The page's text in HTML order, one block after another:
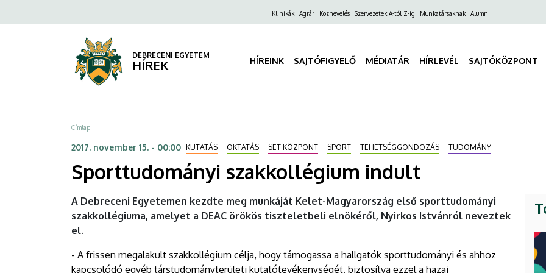
szakkollégium
EGYETEM
a
FelsőKlinikák Agrár Köznevelés Szervezetek A-tól Z-ig Munkatársaknak Alumni
DEBRECENI EGYETEM
HÍREK HÍREINK SAJTÓFIGYELŐ MÉDIATÁR HÍRLEVÉL SAJTÓKÖZPONT
Morzsa
Címlap
2017. november 15. - 00:00 KUTATÁS OKTATÁS SET KÖZPONT SPORT TEHETSÉGGONDOZÁS TUDOMÁNY
Sporttudományi szakkollégium indult
A Debreceni Egyetemen kezdte meg munkáját Kelet-Magyarország első sporttudományi
szakkollégiuma, amelyet a DEAC örökös tiszteletbeli elnökéről, Nyirkos Istvánról neveztek
el.
- A frissen megalakult szakkollégium célja, hogy támogassa a hallgatók sporttudományi és ahhoz
kapcsolódó egyéb társtudományterületi kutatótevékenységét, biztosítva ezzel a hazai